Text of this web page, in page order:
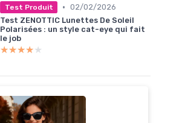
Test Produit • 02/02/2026
Test ZENOTTIC Lunettes De Soleil
Polarisées : un style cat-eye qui fait
le job
★★★★★
★★★★★